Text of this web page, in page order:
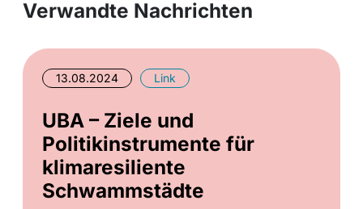
Verwandte Nachrichten
13.08.2024 Link
UBA – Ziele und
Politikinstrumente für
klimaresiliente
Schwammstädte